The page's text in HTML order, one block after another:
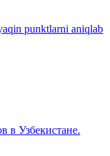
punktlarni aniqlab
в Узбекистане.